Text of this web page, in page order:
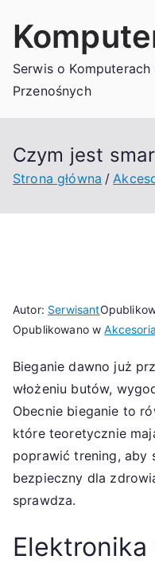
Serwis o
Przenośnych
Czym jest
Strona główna
Autor: Serwisant
Opublikowano wAkcesoria
Bieganie dawno już
włożeniu butów,
Obecnie bieganie to
które teoretycznie
poprawić trening, aby
bezpieczny dla
sprawdza.